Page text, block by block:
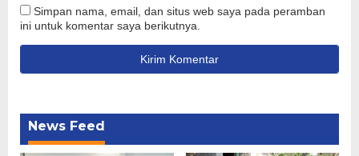
Simpan nama, email, dan situs web saya pada peramban
ini untuk komentar saya berikutnya.
News Feed